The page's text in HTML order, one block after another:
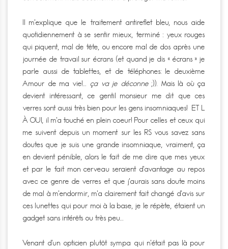
Il m’explique que le traitement antireflet bleu, nous aide
quotidiennement à se sentir mieux, terminé : yeux rouges
qui piquent, mal de tête, ou encore mal de dos après une
journée de travail sur écrans (et quand je dis « écrans » je
parle aussi de tablettes, et de téléphones: le deuxième
Amour de ma vie!… ça va je déconne;)). Mais là où ça
devient intéressant, ce gentil monsieur me dit que ces
verres sont aussi très bien pour les gens insomniaques! ET L
À OUI, il m’a touché en plein coeur! Pour celles et ceux qui
me suivent depuis un moment sur les RS vous savez sans
doutes que je suis une grande insomniaque, vraiment, ça
en devient pénible, alors le fait de me dire que mes yeux
et par le fait mon cerveau seraient d’avantage au repos
avec ce genre de verres et que j’aurais sans doute moins
de mal à m’endormir, m’a clairement fait changé d’avis sur
ces lunettes qui pour moi à la base, je le répète, étaient un
gadget sans intérêts ou très peu…
Venant d’un opticien plutôt sympa qui n’était pas là pour